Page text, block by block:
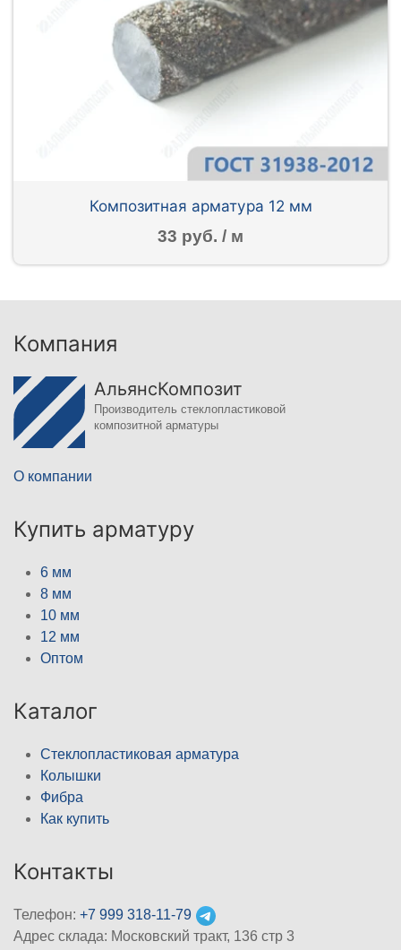
Композитная арматура 12 мм
33 руб. / м
Компания
АльянсКомпозит
Производитель стеклопластиковой
композитной арматуры
О компании
Купить арматуру
6 мм
8 мм
10 мм
12 мм
Оптом
Каталог
Стеклопластиковая арматура
Колышки
Фибра
Как купить
Контакты
Телефон: +7 999 318-11-79
Адрес склада: Московский тракт, 136 стр 3